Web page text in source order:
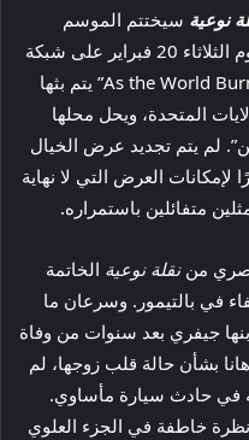
نوعية سيختتم الموسم
الثاني بنهاية الموسم لمدة ساعتين يوم الثلاثاء 20 فبراير على شبكة
NBC. الموسم الثاني، الحلقة 12، “As the World Burns” يتم بثها
الولايات المتحدة، ويحل محلها
13، “ضد الزمن”. لم يتم تجديد عرض الخيال
العرض التي لا نهاية
متفائلين باستمراره.
مننقلة نوعية الخاتمة
في بالتيمور. وسرعان ما
جيفري بعد سنوات من وفاة
بشأن حالة قلب زوجها، لم
في حادث سيارة مأساوي.
خاطفة في الجزء العلوي